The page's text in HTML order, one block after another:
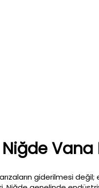
Niğde Vana
giderilmesi